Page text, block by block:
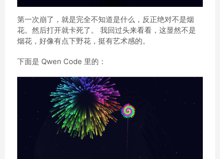
第一次崩了，就是完全不知道是什么，反正绝对不是烟
花。然后打开就卡死了。 我回过头来看看，这显然不是
烟花，好像有点下野花，挺有艺术感的。
下面是 Qwen Code 里的：